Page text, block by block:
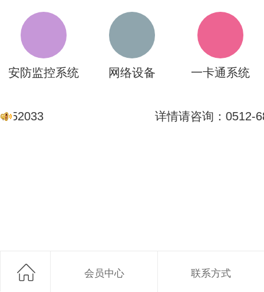
安防监控系统 网络设备 一卡通系统
详情请咨询：0512-
会员中心 联系方式